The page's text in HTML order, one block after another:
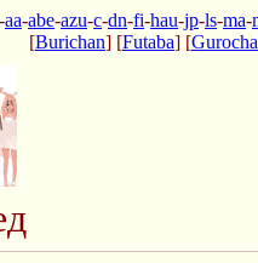
-aa-abe-azu-c-dn-fi-hau-jp-ls-ma-
[Burichan] [Futaba] [